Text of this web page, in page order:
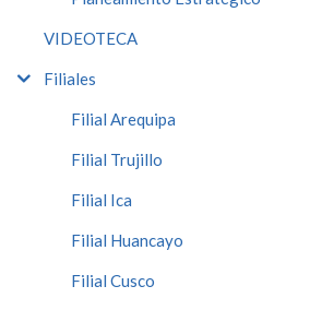
VIDEOTECA
Filiales
Filial Arequipa
Filial Trujillo
Filial Ica
Filial Huancayo
Filial Cusco